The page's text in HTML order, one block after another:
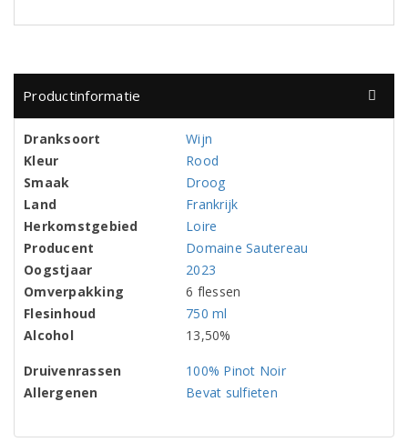
Productinformatie
Dranksoort
Wijn
Kleur
Rood
Smaak
Droog
Land
Frankrijk
Herkomstgebied
Loire
Producent
Domaine Sautereau
Oogstjaar
2023
Omverpakking
6 flessen
Flesinhoud
750 ml
Alcohol
13,50%
Druivenrassen
100% Pinot Noir
Allergenen
Bevat sulfieten